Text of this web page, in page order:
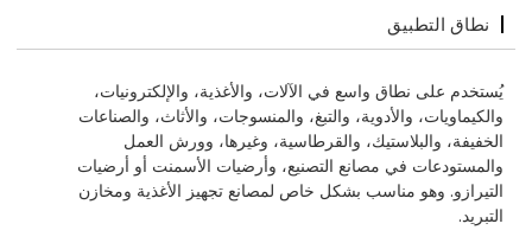
نطاق التطبيق
يُستخدم على نطاق واسع في الآلات، والأغذية، والإلكترونيات،
والكيماويات، والأدوية، والتبغ، والمنسوجات، والأثاث، والصناعات
الخفيفة، والبلاستيك، والقرطاسية، وغيرها، وورش العمل
والمستودعات في مصانع التصنيع، وأرضيات الأسمنت أو أرضيات
التيرازو. وهو مناسب بشكل خاص لمصانع تجهيز الأغذية ومخازن
التبريد.